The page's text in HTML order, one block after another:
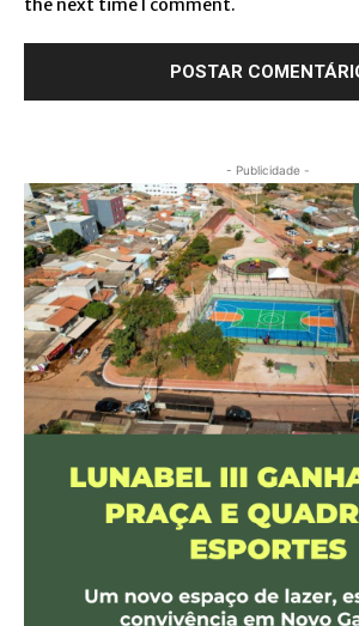
the next time I comment.
- Publicidade -